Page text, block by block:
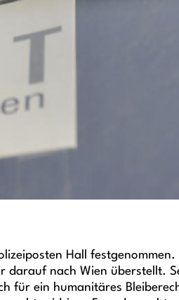
Hall
nach Wien überstellt.
für ein humanitäres